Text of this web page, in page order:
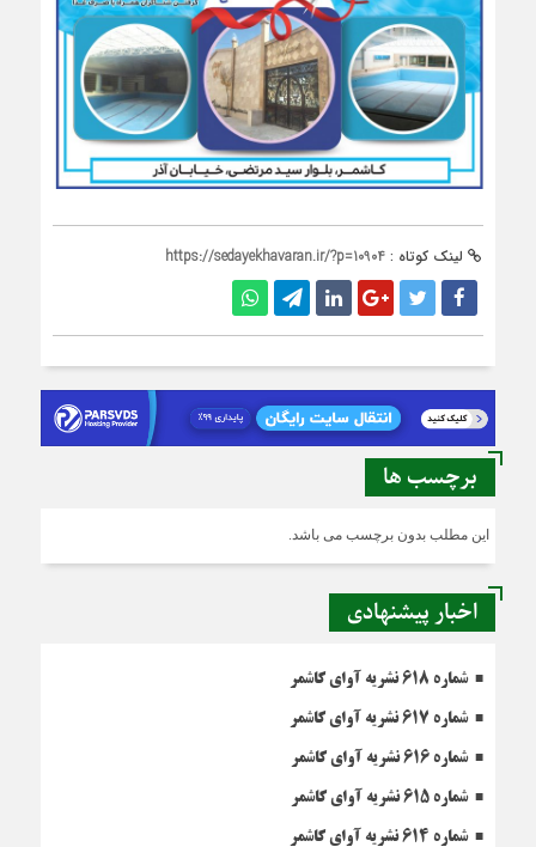
لینک کوتاه : https://sedayekhavaran.ir/?p=10904
برچسب ها
این مطلب بدون برچسب می باشد.
اخبار پیشنهادی
شماره 618 نشریه آوای کاشمر
شماره 617 نشریه آوای کاشمر
شماره 616 نشریه آوای کاشمر
شماره 615 نشریه آوای کاشمر
شماره 614 نشریه آوای کاشمر